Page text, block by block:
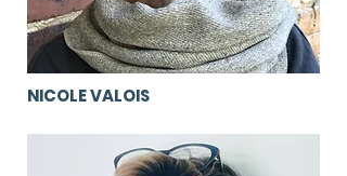
NICOLE VALOIS